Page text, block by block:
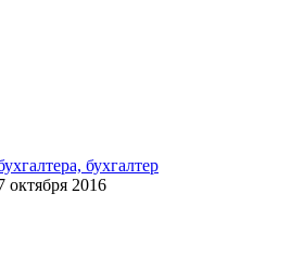
бухгалтер
октября 2016